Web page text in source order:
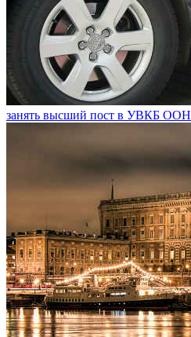
занять высший пост в УВКБ ООН